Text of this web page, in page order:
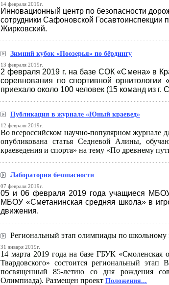
14 февраля 2019г.
Инновационный центр по безопасности
сотрудники Сафоновской
Жирковский.
Зимний кубок «Поозерья» по бёрдингу
13 февраля 2019г.
2 февраля 2019 г. на базе СОК «Смена» в
соревнования по спортивной
приехало около 100 человек (15 команд из г.
Публикация в журнале «Юный краевед»
12 февраля 2019г.
Во всероссийском научно-популярном
опубликована статья Седневой Алины,
краеведения и спорта» на тему «По древнему
Лаборатория безопасности
07 февраля 2019г.
05 и 06 февраля 2019 года учащиеся
МБОУ «Сметанинская средняя школа» в
движения.
Региональный этап олимпиады по школьному
31 января 2019г.
14 марта 2019 года на базе ГБУК «Смоленская
Твардовского» состоится региональный
посвященный 85-летию со дня рождения
Олимпиада). Размещен проект Положения...